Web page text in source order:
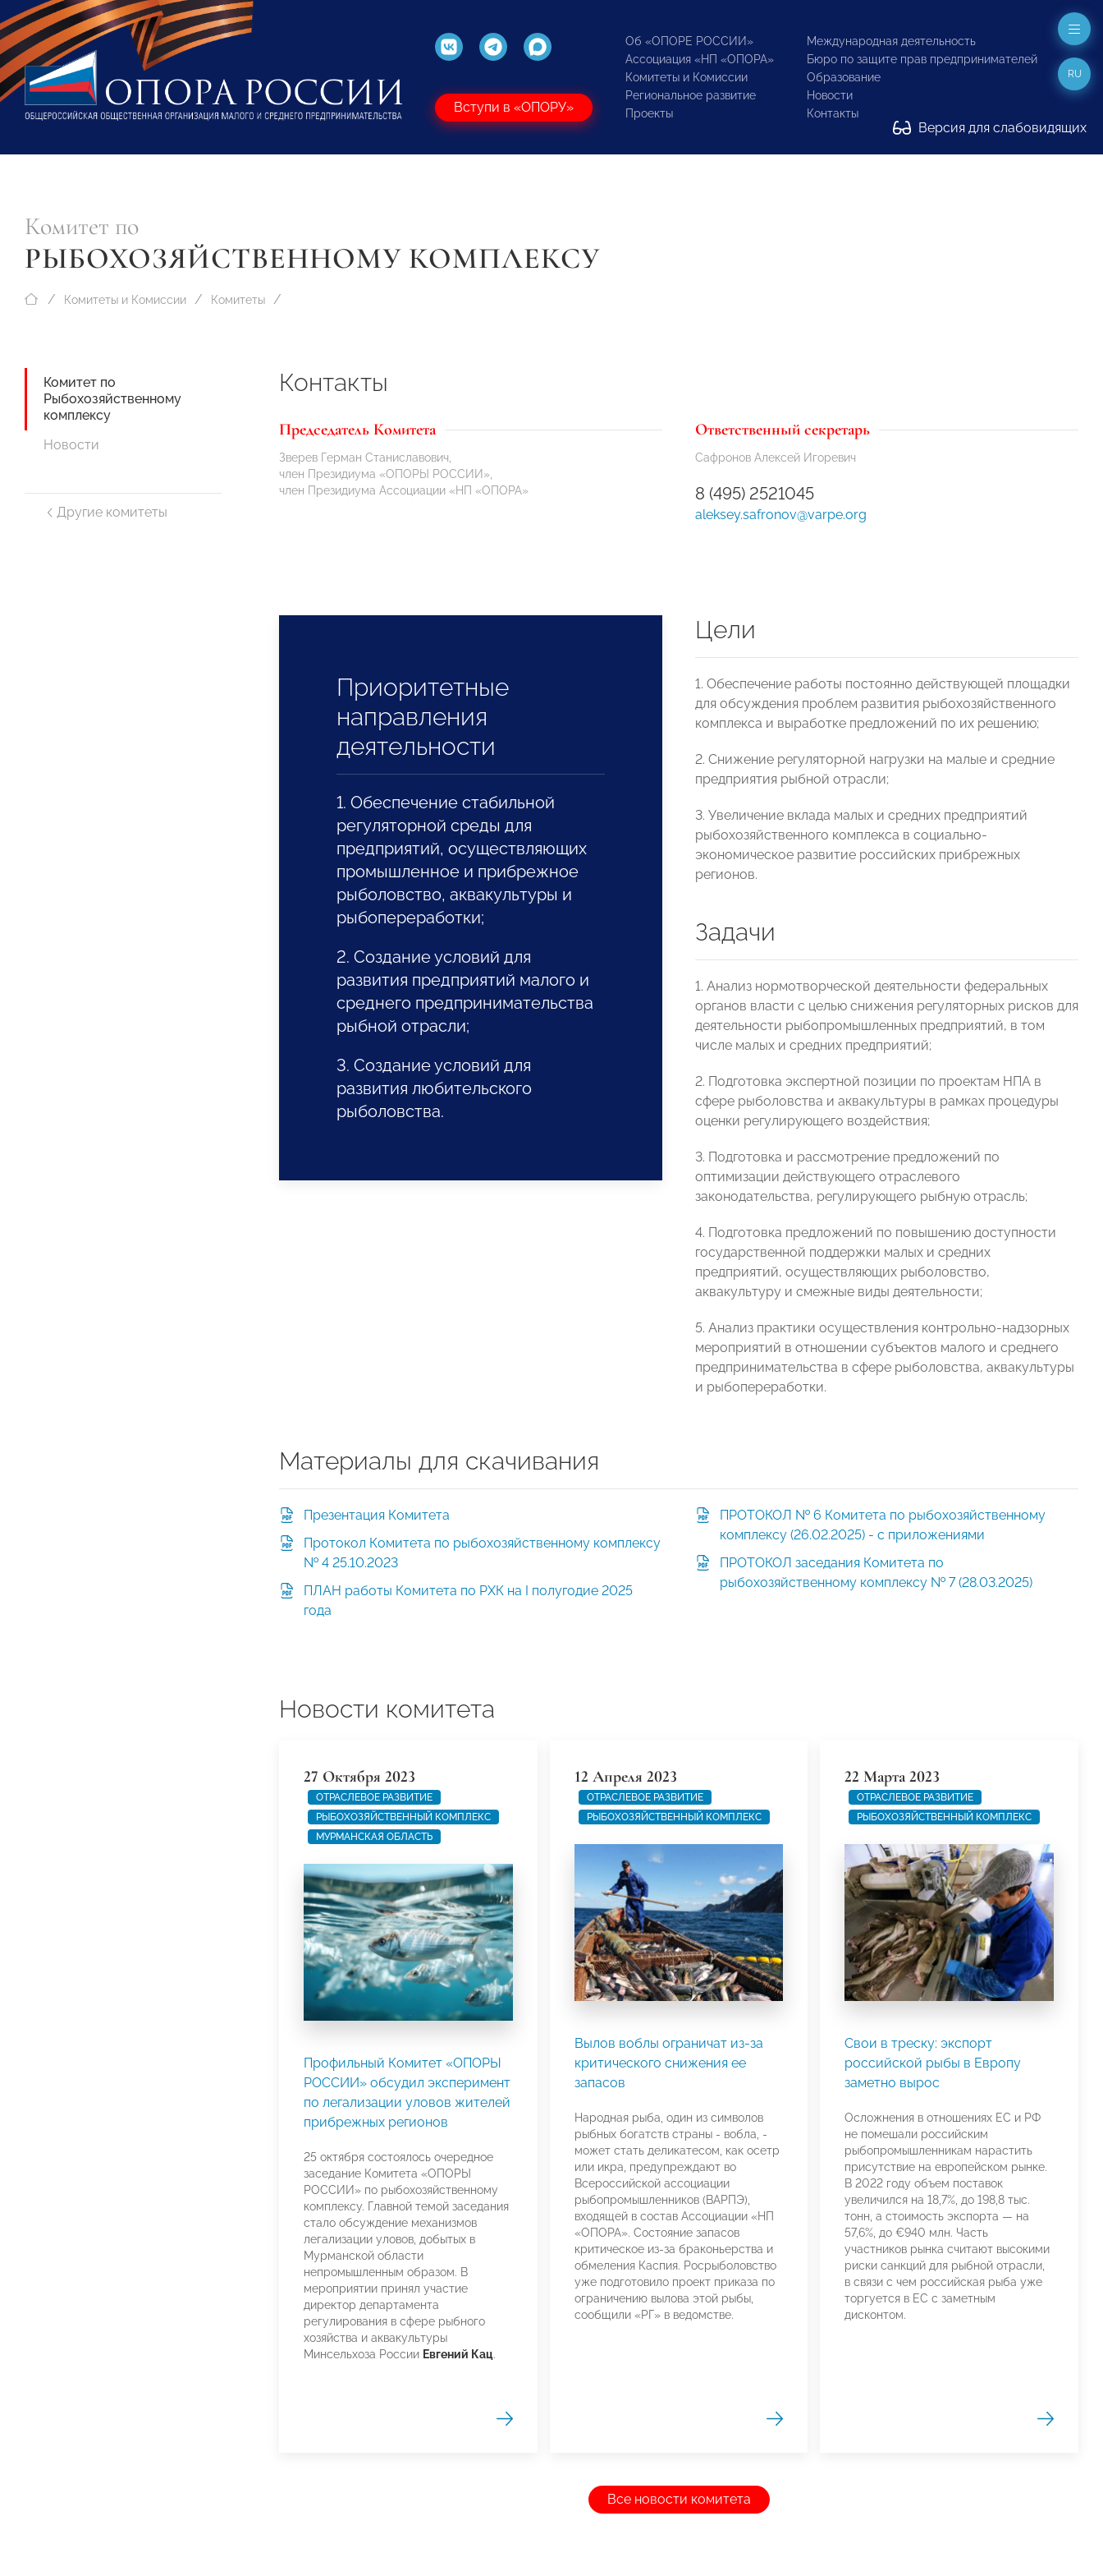
Вступи в «ОПОРУ»
Об «ОПОРЕ РОССИИ»
Ассоциация «НП «ОПОРА»
Комитеты и Комиссии
Региональное развитие
Проекты
Международная деятельность
Бюро по защите прав предпринимателей
Образование
Новости
Контакты
Версия для слабовидящих
RU
Комитет по
РЫБОХОЗЯЙСТВЕННОМУ КОМПЛЕКСУ
Комитеты и Комиссии Комитеты
Комитет по
Рыбохозяйственному
комплексу
Новости
Другие комитеты
Контакты
Председатель Комитета
Зверев Герман Станиславович,
член Президиума «ОПОРЫ РОССИИ»,
член Президиума Ассоциации «НП «ОПОРА»
Ответственный секретарь
Сафронов Алексей Игоревич
8 (495) 2521045
aleksey.safronov@varpe.org
Приоритетные
направления
деятельности
1. Обеспечение стабильной
регуляторной среды для
предприятий, осуществляющих
промышленное и прибрежное
рыболовство, аквакультуры и
рыбопереработки;
2. Создание условий для
развития предприятий малого и
среднего предпринимательства
рыбной отрасли;
3. Создание условий для
развития любительского
рыболовства.
Цели
1. Обеспечение работы постоянно действующей площадки
для обсуждения проблем развития рыбохозяйственного
комплекса и выработке предложений по их решению;
2. Снижение регуляторной нагрузки на малые и средние
предприятия рыбной отрасли;
3. Увеличение вклада малых и средних предприятий
рыбохозяйственного комплекса в социально-
экономическое развитие российских прибрежных
регионов.
Задачи
1. Анализ нормотворческой деятельности федеральных
органов власти с целью снижения регуляторных рисков для
деятельности рыбопромышленных предприятий, в том
числе малых и средних предприятий;
2. Подготовка экспертной позиции по проектам НПА в
сфере рыболовства и аквакультуры в рамках процедуры
оценки регулирующего воздействия;
3. Подготовка и рассмотрение предложений по
оптимизации действующего отраслевого
законодательства, регулирующего рыбную отрасль;
4. Подготовка предложений по повышению доступности
государственной поддержки малых и средних
предприятий, осуществляющих рыболовство,
аквакультуру и смежные виды деятельности;
5. Анализ практики осуществления контрольно-надзорных
мероприятий в отношении субъектов малого и среднего
предпринимательства в сфере рыболовства, аквакультуры
и рыбопереработки.
Материалы для скачивания
Презентация Комитета
Протокол Комитета по рыбохозяйственному комплексу
№ 4 25.10.2023
ПЛАН работы Комитета по РХК на I полугодие 2025
года
ПРОТОКОЛ № 6 Комитета по рыбохозяйственному
комплексу (26.02.2025) - с приложениями
ПРОТОКОЛ заседания Комитета по
рыбохозяйственному комплексу № 7 (28.03.2025)
Новости комитета
27 Октября 2023
ОТРАСЛЕВОЕ РАЗВИТИЕ
РЫБОХОЗЯЙСТВЕННЫЙ КОМПЛЕКС
МУРМАНСКАЯ ОБЛАСТЬ
Профильный Комитет «ОПОРЫ
РОССИИ» обсудил эксперимент
по легализации уловов жителей
прибрежных регионов
25 октября состоялось очередное
заседание Комитета «ОПОРЫ
РОССИИ» по рыбохозяйственному
комплексу. Главной темой заседания
стало обсуждение механизмов
легализации уловов, добытых в
Мурманской области
непромышленным образом. В
мероприятии принял участие
директор департамента
регулирования в сфере рыбного
хозяйства и аквакультуры
Минсельхоза России Евгений Кац.
12 Апреля 2023
ОТРАСЛЕВОЕ РАЗВИТИЕ
РЫБОХОЗЯЙСТВЕННЫЙ КОМПЛЕКС
Вылов воблы ограничат из-за
критического снижения ее
запасов
Народная рыба, один из символов
рыбных богатств страны - вобла, -
может стать деликатесом, как осетр
или икра, предупреждают во
Всероссийской ассоциации
рыбопромышленников (ВАРПЭ),
входящей в состав Ассоциации «НП
«ОПОРА». Состояние запасов
критическое из-за браконьерства и
обмеления Каспия. Росрыболовство
уже подготовило проект приказа по
ограничению вылова этой рыбы,
сообщили «РГ» в ведомстве.
22 Марта 2023
ОТРАСЛЕВОЕ РАЗВИТИЕ
РЫБОХОЗЯЙСТВЕННЫЙ КОМПЛЕКС
Свои в треску: экспорт
российской рыбы в Европу
заметно вырос
Осложнения в отношениях ЕС и РФ
не помешали российским
рыбопромышленникам нарастить
присутствие на европейском рынке.
В 2022 году объем поставок
увеличился на 18,7%, до 198,8 тыс.
тонн, а стоимость экспорта — на
57,6%, до €940 млн. Часть
участников рынка считают высокими
риски санкций для рыбной отрасли,
в связи с чем российская рыба уже
торгуется в ЕС с заметным
дисконтом.
Все новости комитета